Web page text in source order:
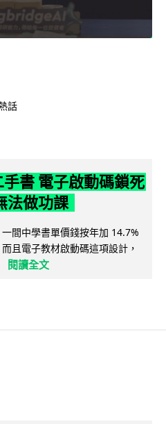
話
書 電子啟動碼鎖死
法做功課
間中學書單價錢按年加 14.7%
且電子教材啟動碼這項設計，
閱讀全文